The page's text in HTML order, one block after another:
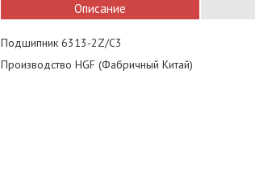
Описание
Подшипник 6313-2Z/C3
Производство HGF (Фабричный Китай)